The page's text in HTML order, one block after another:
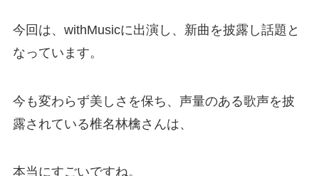
今回は、withMusicに出演し、新曲を披露し話題と
なっています。
今も変わらず美しさを保ち、声量のある歌声を披
露されている椎名林檎さんは、
本当にすごいですね。